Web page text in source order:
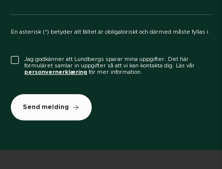
En asterisk (*) betyder att fältet är obligatoriskt och därmed måste fyllas i.
Jag godkänner att Lundbergs sparar mina uppgifter. Det här
formuläret samlar in uppgifter så att vi kan kontakta dig. Läs vår
personvernerklæring för mer information.
Send melding